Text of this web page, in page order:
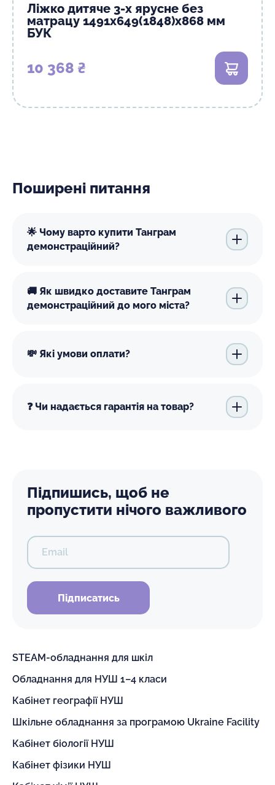
Ліжко дитяче 3-х ярусне без
матрацу 1491х649(1848)х868 мм
БУК
10 368 ₴ В кошик
Поширені питання
🌟 Чому варто купити Танграм
демонстраційний?
🚚 Як швидко доставите Танграм
демонстраційний до мого міста?
💸 Які умови оплати?
❓ Чи надається гарантія на товар?
Підпишись, щоб не
пропустити нічого важливого
Email
Підписатись
STEAM-обладнання для шкіл
Обладнання для НУШ 1–4 класи
Кабінет географії НУШ
Шкільне обладнання за програмою Ukraine Facility
Кабінет біології НУШ
Кабінет фізики НУШ